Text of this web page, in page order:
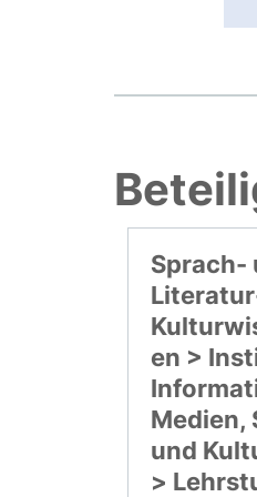
Sprach-
en >
Medien,
und
>